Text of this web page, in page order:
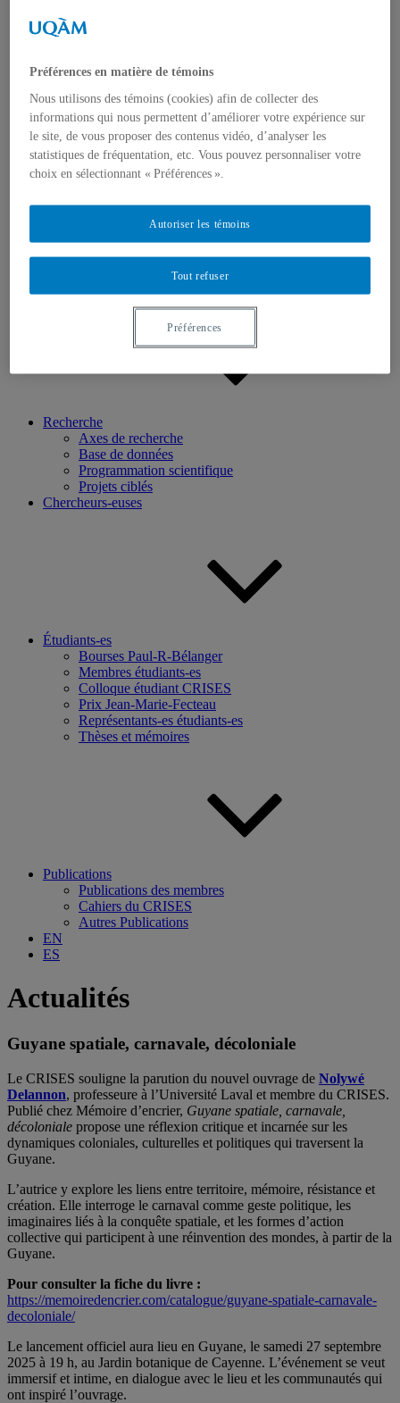
Bourses et prix
Communiqués
Distinctions
Activités
Événements à venir
Perspectives et dialogue
Vidéos et baladodiffusions
Recherche
Axes de recherche
Base de données
Programmation scientifique
Projets ciblés
Chercheurs-euses
Étudiants-es
Bourses Paul-R-Bélanger
Membres étudiants-es
Colloque étudiant CRISES
Prix Jean-Marie-Fecteau
Représentants-es étudiants-es
Thèses et mémoires
Publications
Publications des membres
Cahiers du CRISES
Autres Publications
EN
ES
Actualités
Guyane spatiale, carnavale, décoloniale
Le CRISES souligne la parution du nouvel ouvrage de Nolywé
Delannon, professeure à l’Université Laval et membre du CRISES.
Publié chez Mémoire d’encrier, Guyane spatiale, carnavale,
décoloniale propose une réflexion critique et incarnée sur les
dynamiques coloniales, culturelles et politiques qui traversent la
Guyane.
L’autrice y explore les liens entre territoire, mémoire, résistance et
création. Elle interroge le carnaval comme geste politique, les
imaginaires liés à la conquête spatiale, et les formes d’action
collective qui participent à une réinvention des mondes, à partir de la
Guyane.
Pour consulter la fiche du livre :
https://memoiredencrier.com/catalogue/guyane-spatiale-carnavale-
decoloniale/
Le lancement officiel aura lieu en Guyane, le samedi 27 septembre
2025 à 19 h, au Jardin botanique de Cayenne. L’événement se veut
immersif et intime, en dialogue avec le lieu et les communautés qui
ont inspiré l’ouvrage.
Préférences en matière de témoins
Nous utilisons des témoins (cookies) afin de collecter des
informations qui nous permettent d’améliorer votre expérience sur
le site, de vous proposer des contenus vidéo, d’analyser les
statistiques de fréquentation, etc. Vous pouvez personnaliser votre
choix en sélectionnant « Préférences ».
Tout refuser
Autoriser les témoins
Préférences